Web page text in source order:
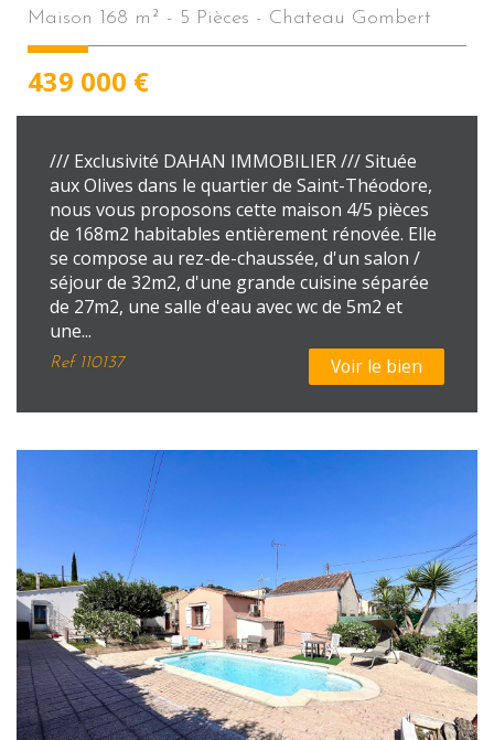
Maison 168 m² - 5 Pièces - Chateau Gombert
439 000 €
/// Exclusivité DAHAN IMMOBILIER /// Située
aux Olives dans le quartier de Saint-Théodore,
nous vous proposons cette maison 4/5 pièces
de 168m2 habitables entièrement rénovée. Elle
se compose au rez-de-chaussée, d'un salon /
séjour de 32m2, d'une grande cuisine séparée
de 27m2, une salle d'eau avec wc de 5m2 et
une...
Ref110137 Voir le bien